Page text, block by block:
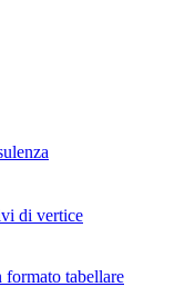
di vertice
tabellare